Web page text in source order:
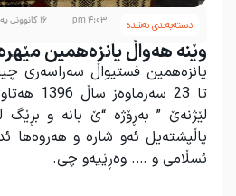
دسته‌به‌ندی نه‌شده 4:03 pm 16 کانوونی یەکەم 2017
وێنە هەواڵ یانزەهمین
تا 23
لێژنەێ ” بەڕۆژە “ێ بانە و بڕێگ
پاڵپشتەیل ئەو شارە و هەروەها
ئسڵامی و …. وەڕێیەو چی.